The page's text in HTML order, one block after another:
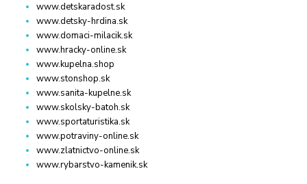
www.detskaradost.sk
www.detsky-hrdina.sk
www.domaci-milacik.sk
www.hracky-online.sk
www.kupelna.shop
www.stonshop.sk
www.sanita-kupelne.sk
www.skolsky-batoh.sk
www.sportaturistika.sk
www.potraviny-online.sk
www.zlatnictvo-online.sk
www.rybarstvo-kamenik.sk